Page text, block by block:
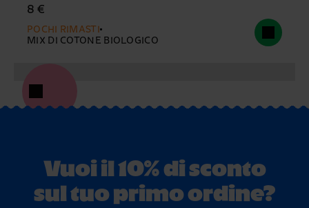
8 €
POCHI RIMASTI
MIX DI COTONE BIOLOGICO
Vuoi il 10% di sconto
sul tuo primo ordine?